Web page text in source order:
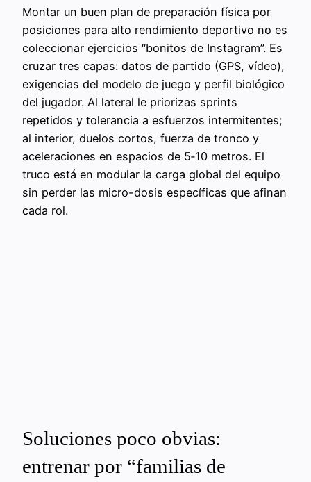
Montar un buen plan de preparación física por
posiciones para alto rendimiento deportivo no es
coleccionar ejercicios “bonitos de Instagram”. Es
cruzar tres capas: datos de partido (GPS, vídeo),
exigencias del modelo de juego y perfil biológico
del jugador. Al lateral le priorizas sprints
repetidos y tolerancia a esfuerzos intermitentes;
al interior, duelos cortos, fuerza de tronco y
aceleraciones en espacios de 5‑10 metros. El
truco está en modular la carga global del equipo
sin perder las micro-dosis específicas que afinan
cada rol.
Soluciones poco obvias:
entrenar por “familias de